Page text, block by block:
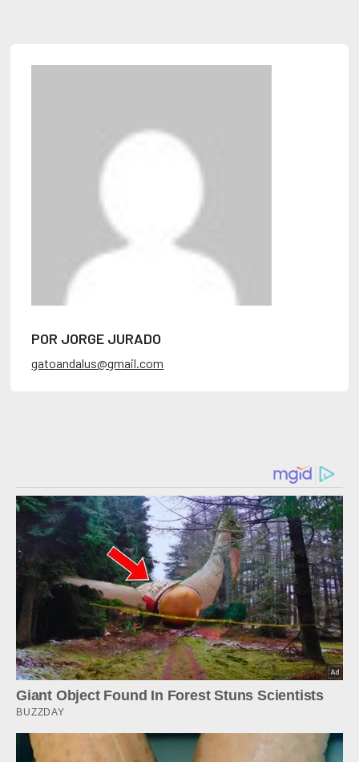
POR JORGE JURADO
gatoandalus@gmail.com